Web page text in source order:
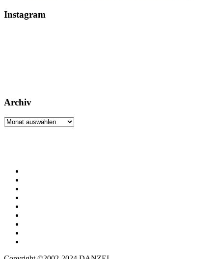
Instagram
Archiv
Archiv